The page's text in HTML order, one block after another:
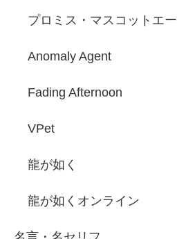
プロミス・マスコットエ
Anomaly Agent
Fading Afternoon
VPet
龍が如く
龍が如くオンライン